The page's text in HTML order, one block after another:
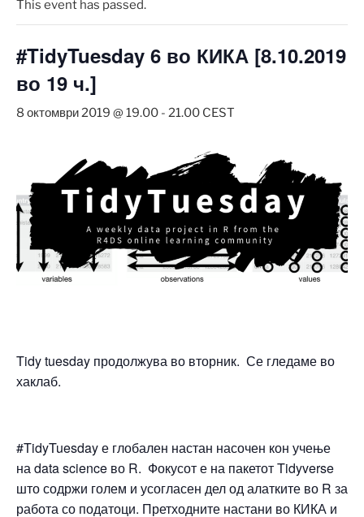
This event has passed.
#TidyTuesday 6 во КИКА [8.10.2019
во 19 ч.]
8 октомври 2019 @ 19.00 - 21.00 CEST
Tidy tuesday продолжува во вторник. Се гледаме во
хаклаб.
#TidyTuesday е глобален настан насочен кон учење
на data science во R. Фокусот е на пакетот Tidyverse
што содржи голем и усогласен дел од алатките во R за
работа со податоци. Претходните настани во КИКА и